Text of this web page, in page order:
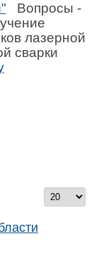
Вопросы -
лазерной
сварки
Кол-